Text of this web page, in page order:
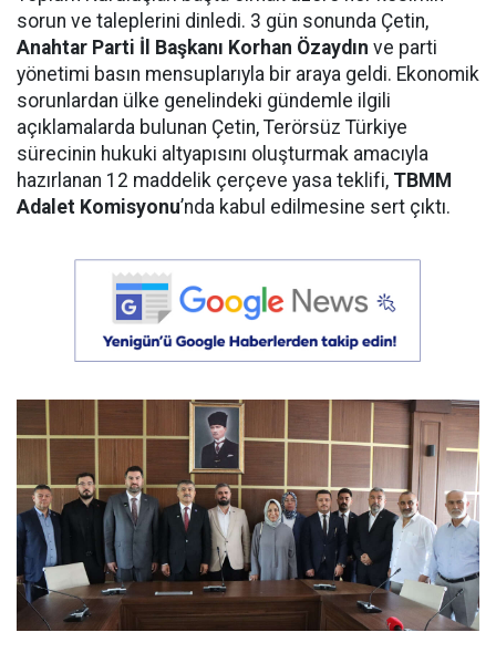
sorun ve taleplerini dinledi. 3 gün sonunda Çetin,
Anahtar Parti İl Başkanı Korhan Özaydın ve parti
yönetimi basın mensuplarıyla bir araya geldi. Ekonomik
sorunlardan ülke genelindeki gündemle ilgili
açıklamalarda bulunan Çetin, Terörsüz Türkiye
sürecinin hukuki altyapısını oluşturmak amacıyla
hazırlanan 12 maddelik çerçeve yasa teklifi, TBMM
Adalet Komisyonu’nda kabul edilmesine sert çıktı.